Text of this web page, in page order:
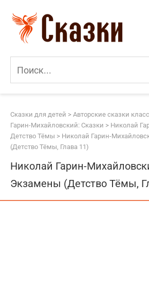
контенту
Сказки для детей > Авторские сказки
Гарин-Михайловский: Сказки > Николай
Детство Тёмы > Николай Гарин-
(Детство Тёмы, Глава 11)
Николай Гарин-
Экзамены (Детство Тёмы,